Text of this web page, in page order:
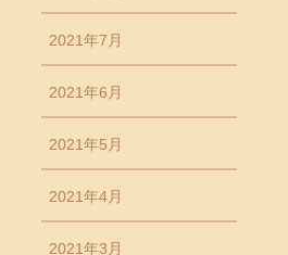
2021年7月
2021年6月
2021年5月
2021年4月
2021年3月